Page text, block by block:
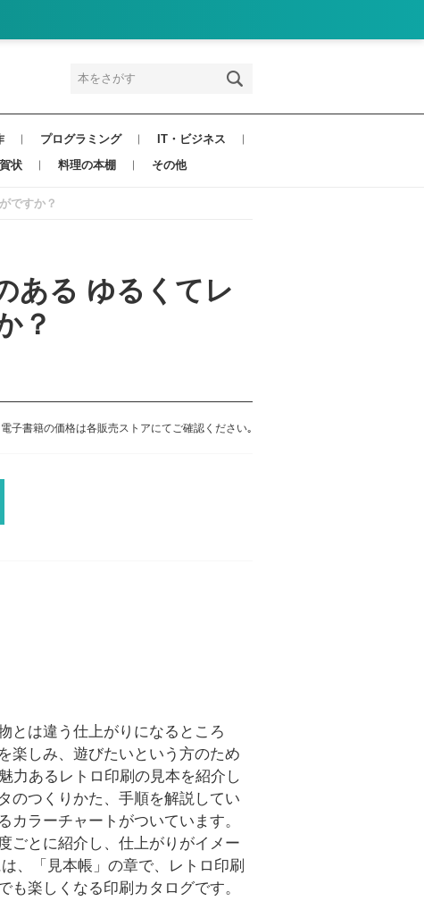
プログラミング
IT・ビジネス
状 料理の本棚 その他
ですか？
ある ゆるくてレ
？
子書籍の価格は各販売ストアにてご確認ください｡
とは違う仕上がりになるところ
楽しみ、遊びたいという方のため
力あるレトロ印刷の見本を紹介し
のつくりかた、手順を解説してい
カラーチャートがついています。
ごとに紹介し、仕上がりがイメー
、「見本帳」の章で、レトロ印刷
楽しくなる印刷カタログです。